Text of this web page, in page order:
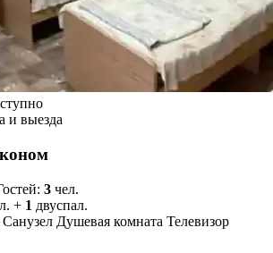
и выезда
3 чел.
+ 1 двуспал.
Санузел Душевая комната Телевизор